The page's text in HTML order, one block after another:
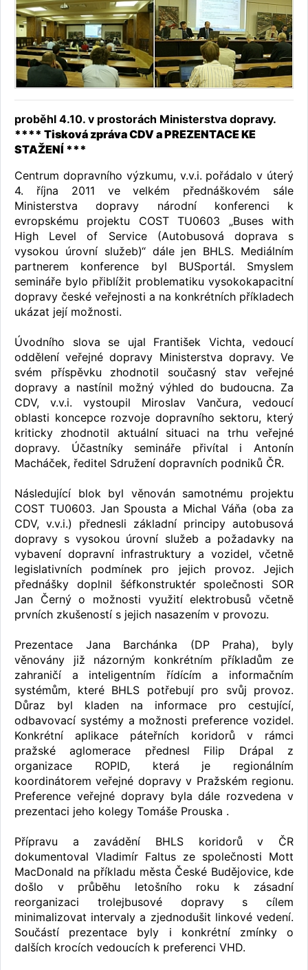
proběhl 4.10. v prostorách Ministerstva dopravy.
**** Tisková zpráva CDV a PREZENTACE KE
STAŽENÍ ***
Centrum dopravního výzkumu, v.v.i. pořádalo v úterý
4. října 2011 ve velkém přednáškovém sále
Ministerstva dopravy národní konferenci k
evropskému projektu COST TU0603 „Buses with
High Level of Service (Autobusová doprava s
vysokou úrovní služeb)“ dále jen BHLS. Mediálním
partnerem konference byl BUSportál. Smyslem
semináře bylo přiblížit problematiku vysokokapacitní
dopravy české veřejnosti a na konkrétních příkladech
ukázat její možnosti.
Úvodního slova se ujal František Vichta, vedoucí
oddělení veřejné dopravy Ministerstva dopravy. Ve
svém příspěvku zhodnotil současný stav veřejné
dopravy a nastínil možný výhled do budoucna. Za
CDV, v.v.i. vystoupil Miroslav Vančura, vedoucí
oblasti koncepce rozvoje dopravního sektoru, který
kriticky zhodnotil aktuální situaci na trhu veřejné
dopravy. Účastníky semináře přivítal i Antonín
Macháček, ředitel Sdružení dopravních podniků ČR.
Následující blok byl věnován samotnému projektu
COST TU0603. Jan Spousta a Michal Váňa (oba za
CDV, v.v.i.) přednesli základní principy autobusová
dopravy s vysokou úrovní služeb a požadavky na
vybavení dopravní infrastruktury a vozidel, včetně
legislativních podmínek pro jejich provoz. Jejich
přednášky doplnil šéfkonstruktér společnosti SOR
Jan Černý o možnosti využití elektrobusů včetně
prvních zkušeností s jejich nasazením v provozu.
Prezentace Jana Barchánka (DP Praha), byly
věnovány již názorným konkrétním příkladům ze
zahraničí a inteligentním řídícím a informačním
systémům, které BHLS potřebují pro svůj provoz.
Důraz byl kladen na informace pro cestující,
odbavovací systémy a možnosti preference vozidel.
Konkrétní aplikace páteřních koridorů v rámci
pražské aglomerace přednesl Filip Drápal z
organizace ROPID, která je regionálním
koordinátorem veřejné dopravy v Pražském regionu.
Preference veřejné dopravy byla dále rozvedena v
prezentaci jeho kolegy Tomáše Prouska .
Přípravu a zavádění BHLS koridorů v ČR
dokumentoval Vladimír Faltus ze společnosti Mott
MacDonald na příkladu města České Budějovice, kde
došlo v průběhu letošního roku k zásadní
reorganizaci trolejbusové dopravy s cílem
minimalizovat intervaly a zjednodušit linkové vedení.
Součástí prezentace byly i konkrétní zmínky o
dalších krocích vedoucích k preferenci VHD.